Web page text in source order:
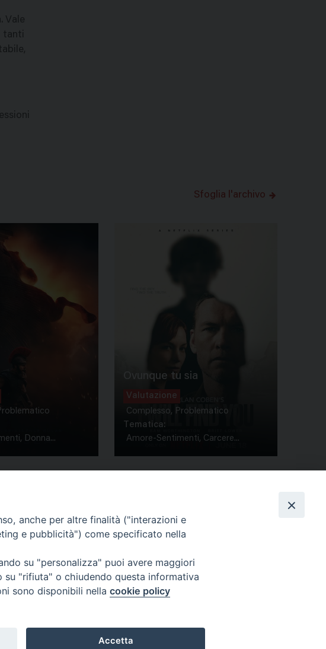
Vale
tanti
Sfoglia l'archivo
Donna...
Ovunque tu sia
Valutazione
Complesso, Problematico
Tematica:
Amore-Sentimenti, Carcere...
Credits
Privacy Policy
anche per altre finalità ("interazioni e
e pubblicità") come specificato nella
su "personalizza" puoi avere maggiori
"rifiuta" o chiudendo questa informativa
sono disponibili nella cookie policy
Accetta